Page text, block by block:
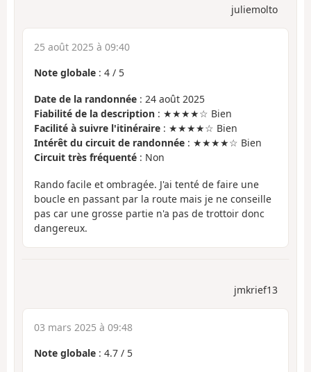
juliemolto
25 août 2025 à 09:40
Note globale : 4 / 5
Date de la randonnée : 24 août 2025
Fiabilité de la description : ★★★★☆ Bien
Facilité à suivre l'itinéraire : ★★★★☆ Bien
Intérêt du circuit de randonnée : ★★★★☆ Bien
Circuit très fréquenté : Non
Rando facile et ombragée. J'ai tenté de faire une
boucle en passant par la route mais je ne conseille
pas car une grosse partie n'a pas de trottoir donc
dangereux.
jmkrief13
03 mars 2025 à 09:48
Note globale : 4.7 / 5